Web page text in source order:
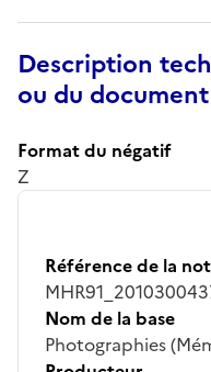
Description
ou du
Format du négatif
Z
Référence de la
Nom de la base
Photographies